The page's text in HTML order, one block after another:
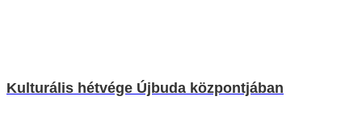
Kulturális hétvége Újbuda központjában